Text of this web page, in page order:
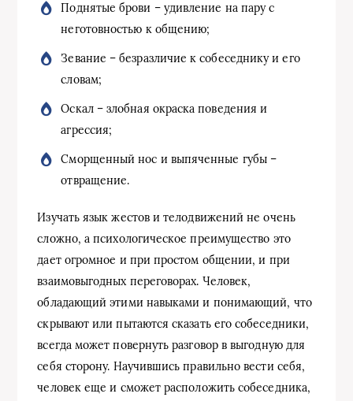
Поднятые брови – удивление на пару с
неготовностью к общению;
Зевание – безразличие к собеседнику и его
словам;
Оскал – злобная окраска поведения и
агрессия;
Сморщенный нос и выпяченные губы –
отвращение.
Изучать язык жестов и телодвижений не очень
сложно, а психологическое преимущество это
дает огромное и при простом общении, и при
взаимовыгодных переговорах. Человек,
обладающий этими навыками и понимающий, что
скрывают или пытаются сказать его собеседники,
всегда может повернуть разговор в выгодную для
себя сторону. Научившись правильно вести себя,
человек еще и сможет расположить собеседника,